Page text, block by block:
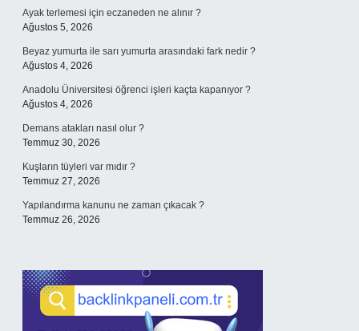
Ayak terlemesi için eczaneden ne alınır ?
Ağustos 5, 2026
Beyaz yumurta ile sarı yumurta arasındaki fark nedir ?
Ağustos 4, 2026
Anadolu Üniversitesi öğrenci işleri kaçta kapanıyor ?
Ağustos 4, 2026
Demans atakları nasıl olur ?
Temmuz 30, 2026
Kuşların tüyleri var mıdır ?
Temmuz 27, 2026
Yapılandırma kanunu ne zaman çıkacak ?
Temmuz 26, 2026